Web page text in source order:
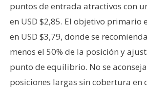
puntos de entrada atractivos con
en USD $2,85. El objetivo primario
en USD $3,79, donde se
menos el 50% de la posición y
punto de equilibrio. No se
posiciones largas sin cobertura en